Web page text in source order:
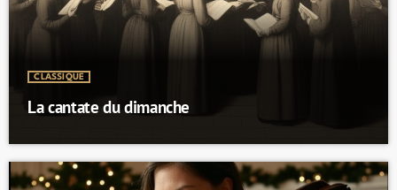
CLASSIQUE
La cantate du dimanche